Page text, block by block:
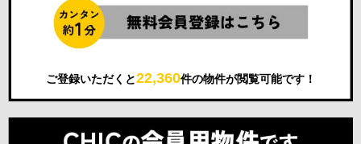
ご登録いただくと22,360件の物件が閲覧可能です！